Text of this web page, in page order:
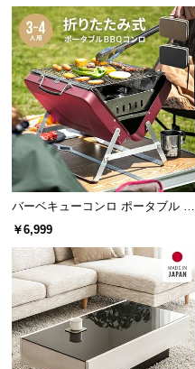
企
業
情
報
強化ガラスとは
バーベキューコンロ ポータブル 折
りたたみ式
￥6,999